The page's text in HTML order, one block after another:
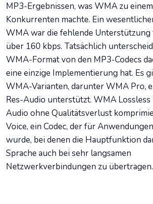
MP3-Ergebnissen, was WMA zu
Konkurrenten machte. Ein
WMA war die fehlende
über 160 kbps. Tatsächlich
WMA-Format von den MP3-Codecs
eine einzige Implementierung hat. Es
WMA-Varianten, darunter WMA Pro,
Res-Audio unterstützt. WMA Lossless
Audio ohne Qualitätsverlust
Voice, ein Codec, der für
wurde, bei denen die Hauptfunktion
Sprache auch bei sehr langsamen
Netzwerkverbindungen zu übertragen.